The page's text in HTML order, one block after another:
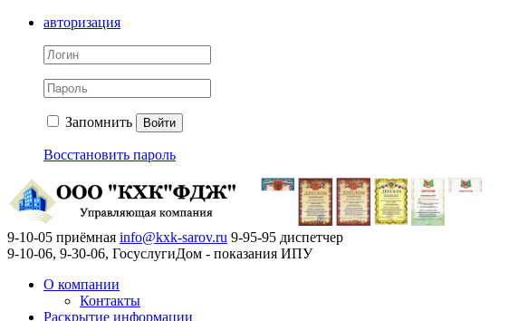
авторизация
Запомнить Войти
Восстановить пароль
9-10-05 приёмная info@kxk-sarov.ru 9-95-95 диспетчер
9-10-06, 9-30-06, ГосуслугиДом - показания ИПУ
О компании
Контакты
Раскрытие информации